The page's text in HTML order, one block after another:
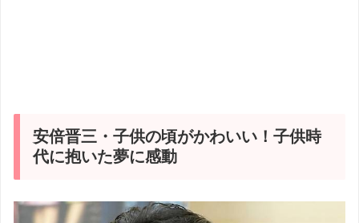
安倍晋三・子供の頃がかわいい！子供時
代に抱いた夢に感動